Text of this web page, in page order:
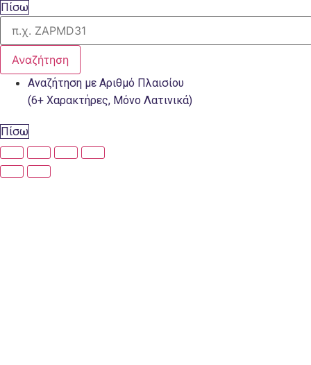
Πίσω
Αναζήτηση
Αναζήτηση με Αριθμό Πλαισίου
(6+ Χαρακτήρες, Μόνο Λατινικά)
Πίσω